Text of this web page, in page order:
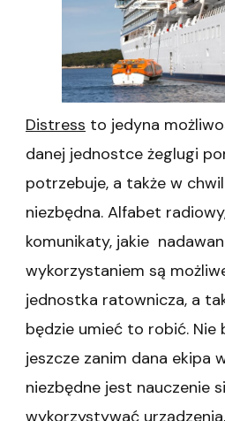
Distress to jedyna
danej jednostce żeglugi
potrzebuje, a także w
niezbędna. Alfabet
komunikaty, jakie
wykorzystaniem są
jednostka ratownicza, a
będzie umieć to robić. Nie
jeszcze zanim dana ekipa
niezbędne jest nauczenie
wykorzystywać